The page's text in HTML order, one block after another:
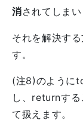
消されてしまい
それを解決す
す。
(注8)のように
し、returnする
て扱えます。